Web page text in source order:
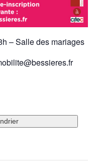
– Salle des mariages